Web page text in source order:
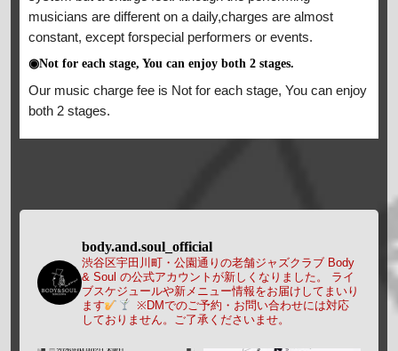
musicians are different on a daily,charges are almost
constant, except forspecial performers or events.
◉Not for each stage, You can enjoy both 2 stages.
Our music charge fee is Not for each stage, You can enjoy
both 2 stages.
body.and.soul_official
渋谷区宇田川町・公園通りの老舗ジャズクラブ Body
& Soul の公式アカウントが新しくなりました。
ライ
ブスケジュールや新メニュー情報をお届けしてまいり
ます
※DMでのご予約・お問い合わせには対応
しておりません。ご了承くださいませ。